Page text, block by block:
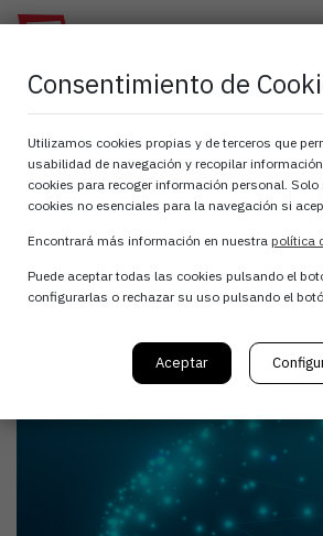
ATANA
Negocios en
para la
las TICs
Consentimiento de
Utilizamos cookies propias y de terceros que
usabilidad de navegación y recopilar
cookies para recoger información personal.
cookies no esenciales para la navegación si
Encontrará más información en nuestra política
Puede aceptar todas las cookies pulsando el
configurarlas o rechazar su uso pulsando el
Aceptar